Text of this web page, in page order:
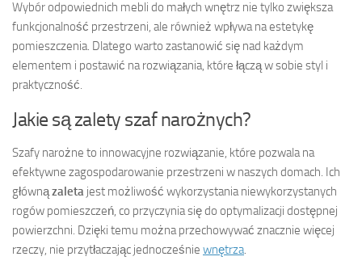
Wybór odpowiednich mebli do małych wnętrz nie tylko zwiększa
funkcjonalność przestrzeni, ale również wpływa na estetykę
pomieszczenia. Dlatego warto zastanowić się nad każdym
elementem i postawić na rozwiązania, które łączą w sobie styl i
praktyczność.
Jakie są zalety szaf narożnych?
Szafy narożne to innowacyjne rozwiązanie, które pozwala na
efektywne zagospodarowanie przestrzeni w naszych domach. Ich
głównązaleta jest możliwość wykorzystania niewykorzystanych
rogów pomieszczeń, co przyczynia się do optymalizacji dostępnej
powierzchni. Dzięki temu można przechowywać znacznie więcej
rzeczy, nie przytłaczając jednocześnie wnętrza.